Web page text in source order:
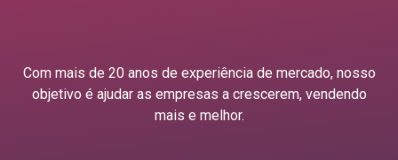
Com mais de 20 anos de experiência de mercado, nosso
objetivo é ajudar as empresas a crescerem, vendendo
mais e melhor.